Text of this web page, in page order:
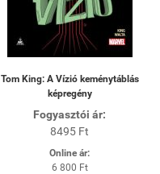
Tom King: A Vízió keménytáblás
képregény
Fogyasztói ár:
8495 Ft
Online ár:
6 800 Ft